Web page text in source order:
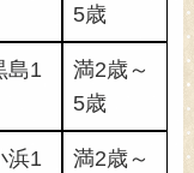
5歳
島1
満2歳～
5歳
浜1
満2歳～